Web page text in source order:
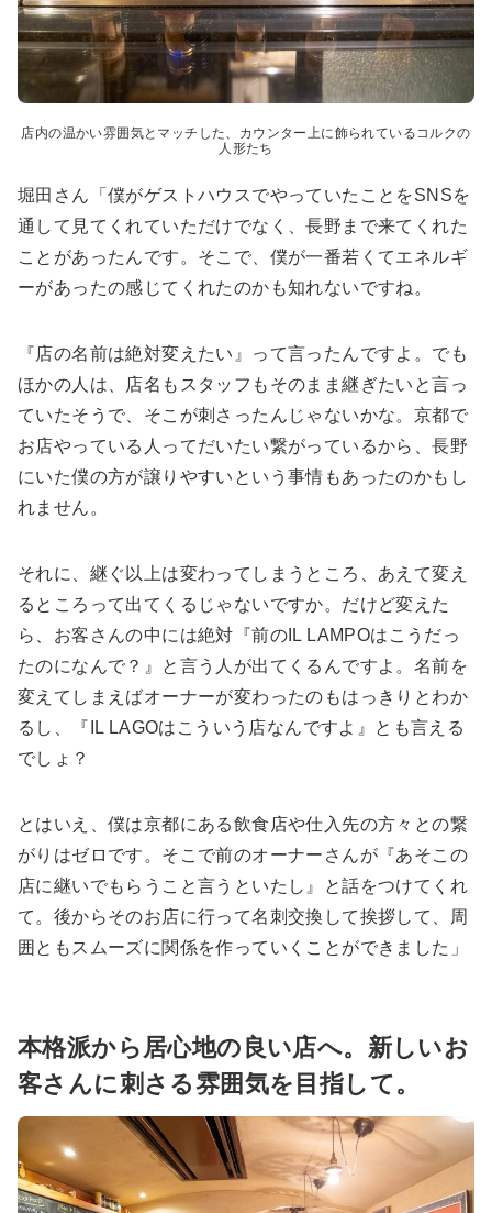
店内の温かい雰囲気とマッチした、カウンター上に飾られているコルクの
人形たち
堀田さん「僕がゲストハウスでやっていたことをSNSを
通して見てくれていただけでなく、長野まで来てくれた
ことがあったんです。そこで、僕が一番若くてエネルギ
ーがあったの感じてくれたのかも知れないですね。
『店の名前は絶対変えたい』って言ったんですよ。でも
ほかの人は、店名もスタッフもそのまま継ぎたいと言っ
ていたそうで、そこが刺さったんじゃないかな。京都で
お店やっている人ってだいたい繋がっているから、長野
にいた僕の方が譲りやすいという事情もあったのかもし
れません。
それに、継ぐ以上は変わってしまうところ、あえて変え
るところって出てくるじゃないですか。だけど変えた
ら、お客さんの中には絶対『前のIL LAMPOはこうだっ
たのになんで？』と言う人が出てくるんですよ。名前を
変えてしまえばオーナーが変わったのもはっきりとわか
るし、『IL LAGOはこういう店なんですよ』とも言える
でしょ？
とはいえ、僕は京都にある飲食店や仕入先の方々との繋
がりはゼロです。そこで前のオーナーさんが『あそこの
店に継いでもらうこと言うといたし』と話をつけてくれ
て。後からそのお店に行って名刺交換して挨拶して、周
囲ともスムーズに関係を作っていくことができました」
本格派から居心地の良い店へ。新しいお
客さんに刺さる雰囲気を目指して。